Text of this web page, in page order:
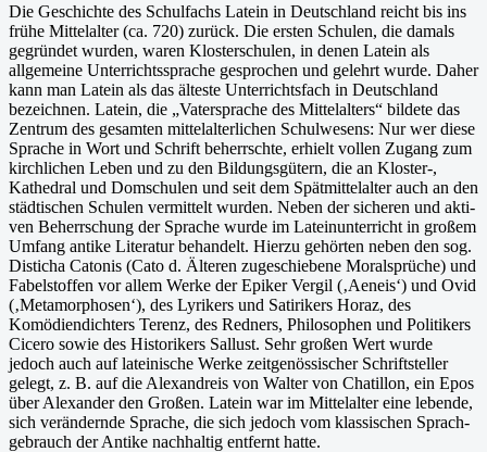
Die Geschichte des Schulfachs Latein in Deutschland reicht bis ins
frühe Mittelalter (ca. 720) zurück. Die ersten Schulen, die damals
gegründet wurden, waren Klosterschulen, in denen Latein als
allgemeine Unterrichtssprache gesprochen und gelehrt wurde. Daher
kann man Latein als das älteste Unterrichtsfach in Deutschland
bezeichnen. Latein, die „Vatersprache des Mittelalters“ bildete das
Zentrum des gesamten mittelalterlichen Schulwesens: Nur wer diese
Sprache in Wort und Schrift beherrschte, erhielt vollen Zugang zum
kirchlichen Leben und zu den Bildungsgütern, die an Kloster-,
Kathedral und Domschulen und seit dem Spät­mittelalter auch an den
städtischen Schulen vermittelt wurden. Neben der sicheren und akti­
ven Beherrschung der Sprache wurde im Lateinunterricht in großem
Umfang antike Literatur behandelt. Hierzu gehörten neben den sog.
Disticha Catonis (Cato d. Älteren zugeschiebene Moralsprüche) und
Fabelstoffen vor allem Werke der Epiker Vergil (‚Aeneis‘) und Ovid
(‚Metamorphosen‘), des Lyrikers und Satirikers Horaz, des
Komödiendichters Terenz, des Redners, Philosophen und Politikers
Cicero sowie des Historikers Sallust. Sehr großen Wert wurde
jedoch auch auf lateinische Werke zeitgenössischer Schriftsteller
gelegt, z. B. auf die Alexandreis von Walter von Chatillon, ein Epos
über Alexander den Großen. Latein war im Mittelalter eine lebende,
sich verändernde Sprache, die sich jedoch vom klassischen Sprach­
gebrauch der Antike nachhaltig entfernt hatte.